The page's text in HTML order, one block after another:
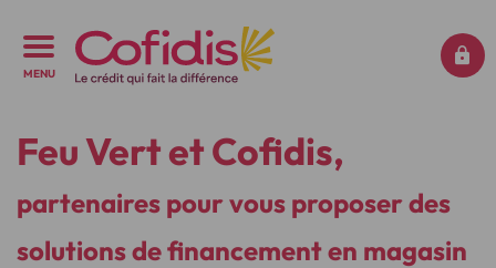
MENU
Feu Vert et Cofidis,
partenaires pour vous proposer des
solutions de financement en magasin